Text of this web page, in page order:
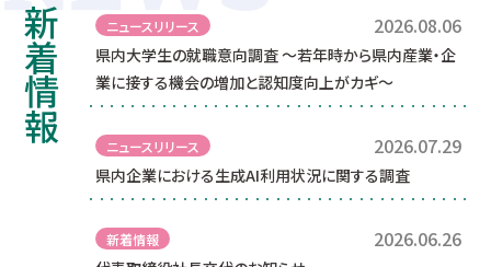
新着情報 ニュースリリース 2026.08.06
県内大学生の就職意向調査 ～若年時から県内産業・企
業に接する機会の増加と認知度向上がカギ～
ニュースリリース 2026.07.29
県内企業における生成AI利用状況に関する調査
新着情報 2026.06.26